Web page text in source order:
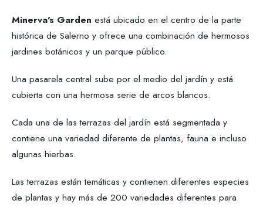
Minerva's Garden está ubicado en el centro de la parte
histórica de Salerno y ofrece una combinación de hermosos
jardines botánicos y un parque público.
Una pasarela central sube por el medio del jardín y está
cubierta con una hermosa serie de arcos blancos.
Cada una de las terrazas del jardín está segmentada y
contiene una variedad diferente de plantas, fauna e incluso
algunas hierbas.
Las terrazas están temáticas y contienen diferentes especies
de plantas y hay más de 200 variedades diferentes para